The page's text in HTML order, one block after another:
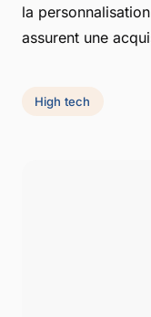
la
assurent une
High tech